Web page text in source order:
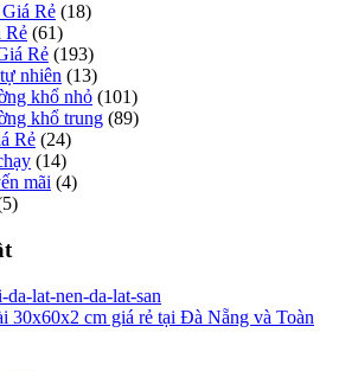
Rẻ (18)
Rẻ (61)
Rẻ (193)
nhiên (13)
khổ nhỏ (101)
khổ trung (89)
Rẻ (24)
(14)
mãi (4)
30x60x2 cm giá rẻ tại Đà Nẵng và Toàn